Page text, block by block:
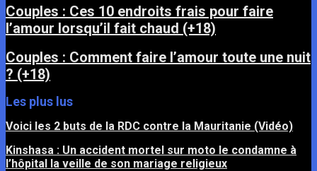
Couples : Ces 10 endroits frais pour faire
l’amour lorsqu’il fait chaud (+18)
Couples : Comment faire l’amour toute une nuit
? (+18)
Les plus lus
Voici les 2 buts de la RDC contre la Mauritanie (Vidéo)
Kinshasa : Un accident mortel sur moto le condamne à
l’hôpital la veille de son mariage religieux